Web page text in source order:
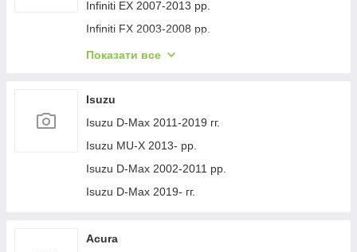
Jeep Cherokee XJ 1984-2001 гг.
Infiniti EX 2007-2013 рр.
Infiniti FX 2003-2008 рр.
Infiniti FX 2008-2012 рр.
Infiniti Q30 2015-2024 гг.
Infiniti Q50/Q60 2013-2024 рр.
Infiniti QX50 2013-2017 рр.
Infiniti QX56 2010-2013 рр.
Infiniti QX70 2013-2019 рр.
Infiniti G25/G35/37 (V36/CV36) 2006-2015 гг.
Показати все
Isuzu
Isuzu D-Max 2011-2019 гг.
Isuzu MU-X 2013- рр.
Isuzu D-Max 2002-2011 рр.
Isuzu D-Max 2019- гг.
Acura